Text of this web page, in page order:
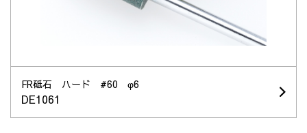
FR砥石 ハード #60 φ6
DE1061